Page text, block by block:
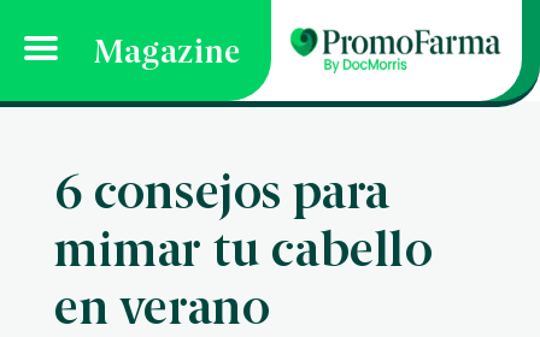
Magazine
6 consejos para
mimar tu cabello
en verano